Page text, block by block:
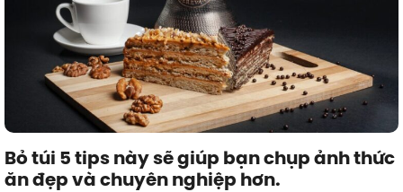
Bỏ túi 5 tips này sẽ giúp bạn chụp ảnh thức
ăn đẹp và chuyên nghiệp hơn.